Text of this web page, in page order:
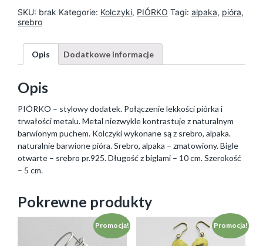
SKU: brak Kategorie: Kolczyki, PIÓRKO Tagi: alpaka, pióra,
srebro
Opis Dodatkowe informacje
Opis
PIÓRKO – stylowy dodatek. Połączenie lekkości piórka i
trwałości metalu. Metal niezwykle kontrastuje z naturalnym
barwionym puchem. Kolczyki wykonane są z srebro, alpaka.
naturalnie barwione pióra. Srebro, alpaka – zmatowiony. Bigle
otwarte – srebro pr.925. Długość z biglami – 10 cm. Szerokość
– 5 cm.
Pokrewne produkty
Promocja! Promocja!